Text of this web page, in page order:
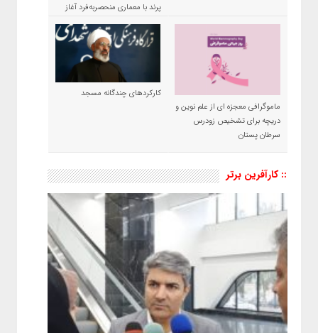
پرند با معماری منحصربه‌فرد آغاز
شد
ماموگرافی معجزه ای از علم نوین و
دریچه برای تشخیص زودرس
سرطان پستان
کارکردهای چندگانه مسجد
:: کارآفرین برتر